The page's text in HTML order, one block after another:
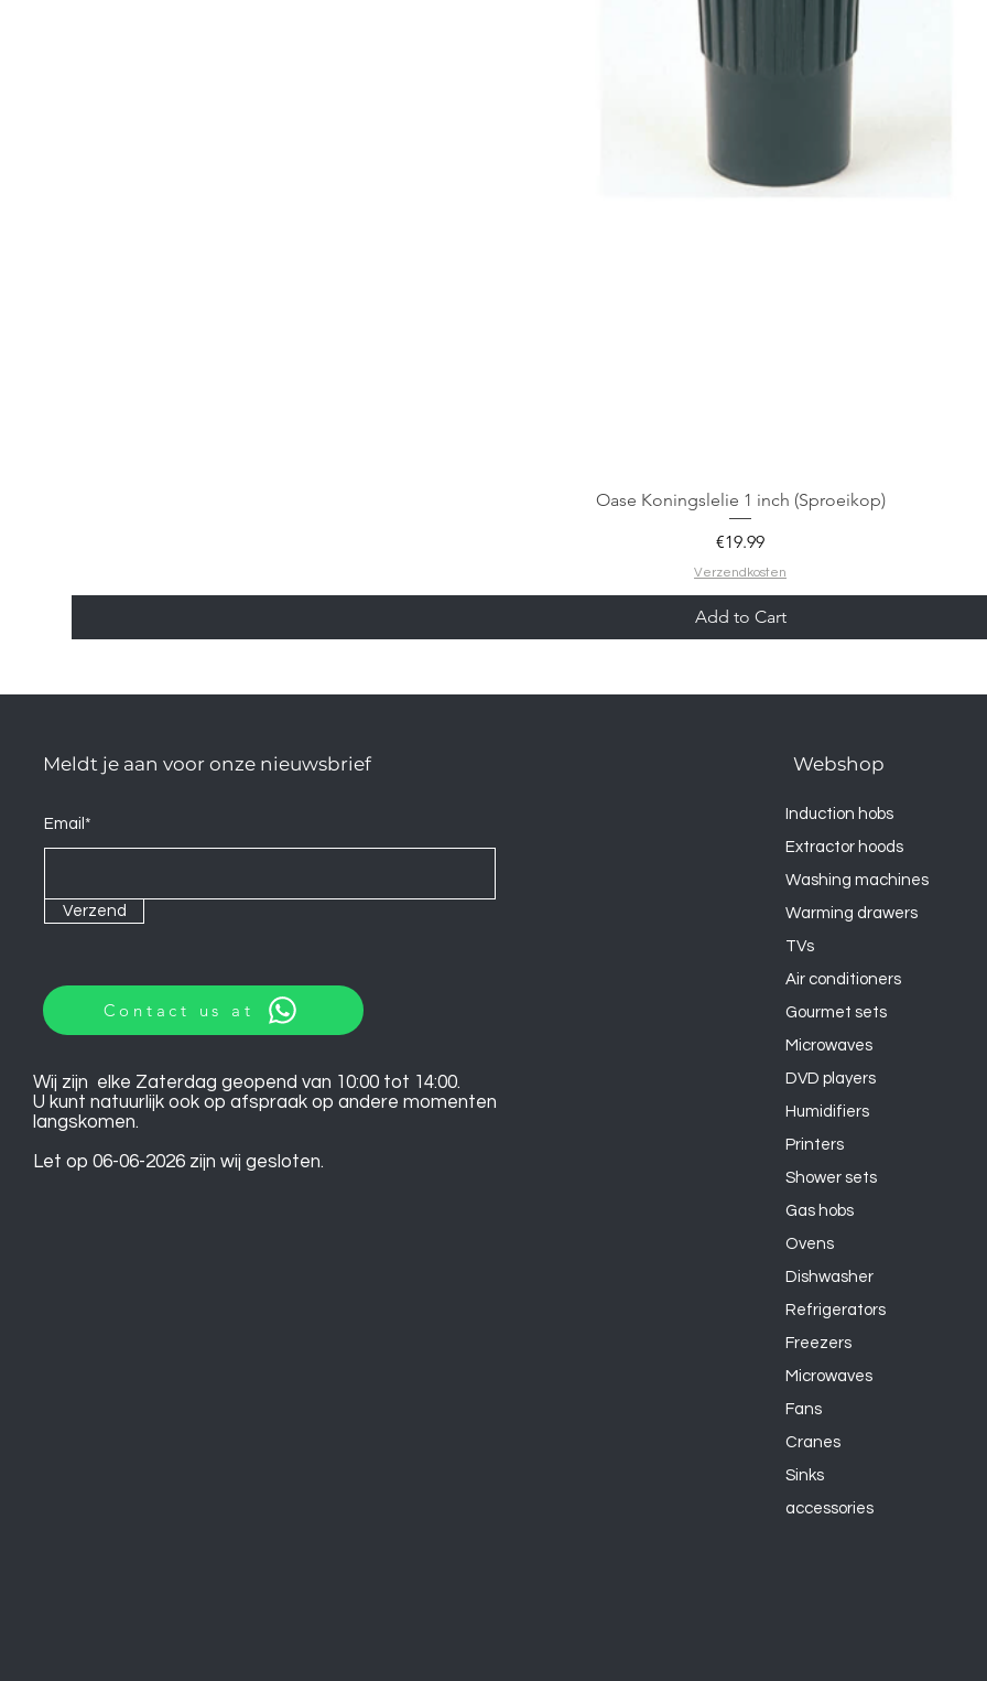
Oase Koningslelie 1 inch (Sproeikop)
Price
€19.99
Verzendkosten
Add to Cart
Meldt je aan voor onze nieuwsbrief
Email*
Verzend
Contact us at
Wij zijn elke Zaterdag geopend van 10:00 tot 14:00.
U kunt natuurlijk ook op afspraak op andere momenten
langskomen.
Let op 06-06-2026 zijn wij gesloten.
Webshop
Induction hobs
Extractor hoods
Washing machines
Warming drawers
TVs
Air conditioners
Gourmet sets
Microwaves
DVD players
Humidifiers
Printers
Shower sets
Gas hobs
Ovens
Dishwasher
Refrigerators
Freezers
Microwaves
Fans
Cranes
Sinks
accessories